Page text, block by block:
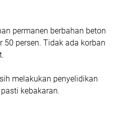
permanen berbahan beton
50 persen. Tidak ada korban
melakukan penyelidikan
kebakaran.